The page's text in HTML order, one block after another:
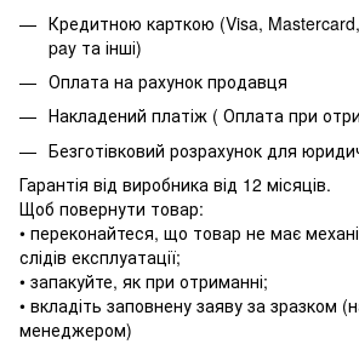
Кредитною карткою (Visa,
pay та інші)
Оплата на рахунок продавця
Накладений платіж ( Оплата при
Безготівковий розрахунок для
Гарантія від виробника від 12 місяців.
Щоб повернути товар:
• переконайтеся, що товар не має
слідів експлуатації;
• запакуйте, як при отриманні;
• вкладіть заповнену заяву за зразком
менеджером)